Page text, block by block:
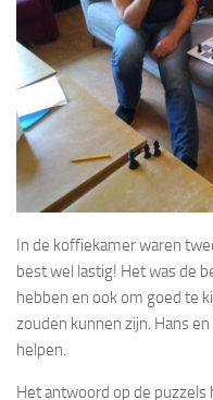
In de koffiekamer waren
best wel lastig! Het was de
hebben en ook om goed te
zouden kunnen zijn. Hans
helpen.
Het antwoord op de puzzels